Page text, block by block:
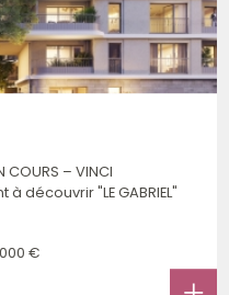
COURS – VINCI
découvrir "LE GABRIEL"
€